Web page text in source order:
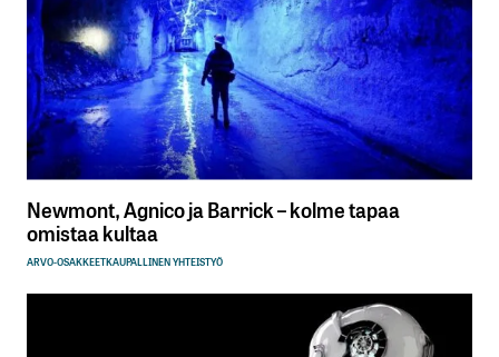
Newmont, Agnico ja Barrick – kolme tapaa
omistaa kultaa
ARVO-OSAKKEETKAUPALLINEN YHTEISTYÖ